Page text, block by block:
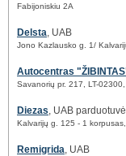
Fabijoniskiu 2A
Delsta, UAB
Jono Kazlausko g. 1/
Autocentras
Savanorių pr. 217, LT-
Diezas, UAB
Kalvarijų g. 125 - 1
Remigrida, UAB